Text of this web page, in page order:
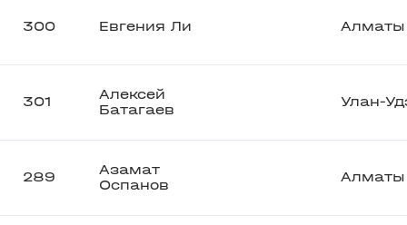
300 Евгения Ли Алматы
301
Алексей
Батагаев
Улан-
289
Азамат
Оспанов
Алматы